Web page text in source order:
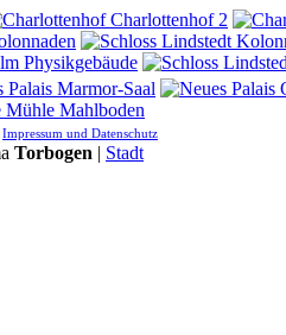
Impressum und Datenschutz
Torbogen | Stadt